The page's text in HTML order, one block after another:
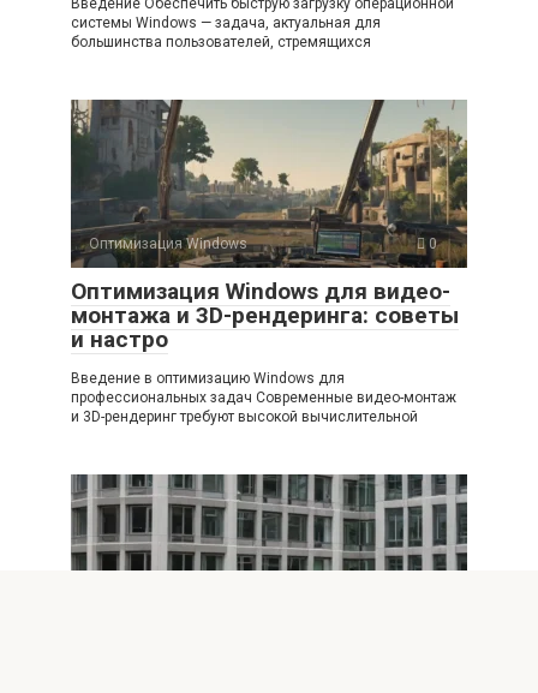
системы Windows — задача, актуальная для
большинства пользователей, стремящихся
Оптимизация Windows 0
Оптимизация Windows для видео-
монтажа и 3D-рендеринга: советы
и настро
Введение в оптимизацию Windows для
профессиональных задач Современные видео-монтаж
и 3D-рендеринг требуют высокой вычислительной